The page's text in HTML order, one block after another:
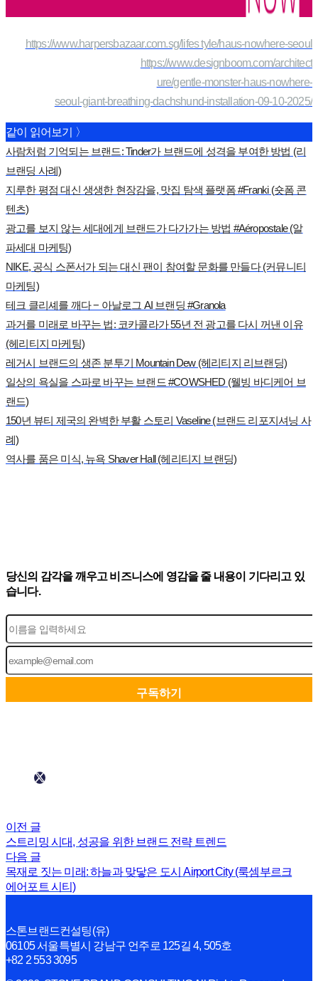
https://www.harpersbazaar.com.sg/lifes tyle/haus-nowhere-seoul
https://www.designboom.com/architect
ure/gentle-monster-haus-nowhere-
seoul-giant-breathing-dachshund-installation-09-10-2025/
같이 읽어보기 〉
사람처럼 기억되는 브랜드: Tinder가 브랜드에 성격을 부여한 방법 (리
브랜딩 사례)
지루한 평점 대신 생생한 현장감을, 맛집 탐색 플랫폼 #Franki (숏폼 콘
텐츠)
광고를 보지 않는 세대에게 브랜드가 다가가는 방법 #Aéropostale (알
파세대 마케팅)
NIKE, 공식 스폰서가 되는 대신 팬이 참여할 문화를 만들다 (커뮤니티
마케팅)
테크 클리셰를 깨다 − 아날로그 AI 브랜딩 #Granola
과거를 미래로 바꾸는 법: 코카콜라가 55년 전 광고를 다시 꺼낸 이유
(헤리티지 마케팅)
레거시 브랜드의 생존 분투기 Mountain Dew (헤리티지 리브랜딩)
일상의 욕실을 스파로 바꾸는 브랜드 #COWSHED (웰빙 바디케어 브
랜드)
150년 뷰티 제국의 완벽한 부활 스토리 Vaseline (브랜드 리포지셔닝 사
례)
역사를 품은 미식, 뉴욕 Shaver Hall (헤리티지 브랜딩)
당신의 감각을 깨우고 비즈니스에 영감을 줄 내용이 기다리고 있
습니다.
이전 글
스트리밍 시대, 성공을 위한 브랜드 전략 트렌드
다음 글
목재로 짓는 미래: 하늘과 맞닿은 도시 Airport City (룩셈부르크
에어포트 시티)
스톤브랜드컨설팅(유)
06105 서울특별시 강남구 언주로 125길 4, 505호
+82 2 553 3095